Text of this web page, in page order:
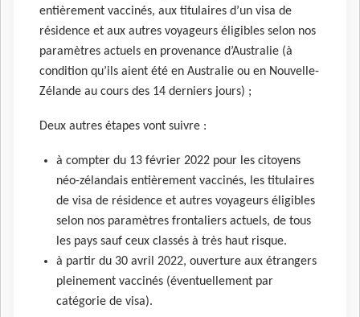
entièrement vaccinés, aux titulaires d’un visa de
résidence et aux autres voyageurs éligibles selon nos
paramètres actuels en provenance d’Australie (à
condition qu’ils aient été en Australie ou en Nouvelle-
Zélande au cours des 14 derniers jours) ;
Deux autres étapes vont suivre :
à compter du 13 février 2022 pour les citoyens
néo-zélandais entièrement vaccinés, les titulaires
de visa de résidence et autres voyageurs éligibles
selon nos paramètres frontaliers actuels, de tous
les pays sauf ceux classés à très haut risque.
à partir du 30 avril 2022, ouverture aux étrangers
pleinement vaccinés (éventuellement par
catégorie de visa).